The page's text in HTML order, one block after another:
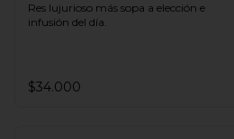
Res lujurioso más sopa a elección e
infusión del día.
$34.000